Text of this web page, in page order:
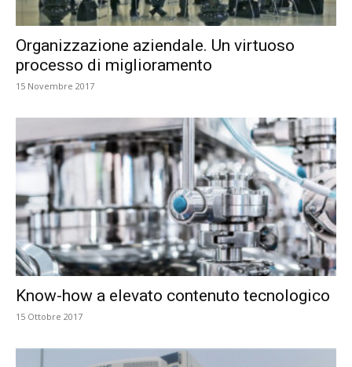
Organizzazione aziendale. Un virtuoso
processo di miglioramento
15 Novembre 2017
Know-how a elevato contenuto tecnologico
15 Ottobre 2017